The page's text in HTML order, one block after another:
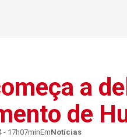
a
de
- 17h07minEmNotícias